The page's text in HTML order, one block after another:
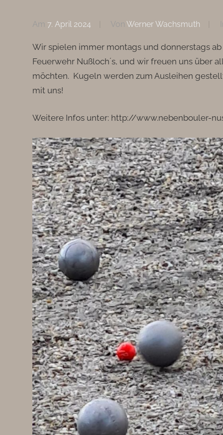
Am 7. April 2024 Von Werner Wachsmuth
Wir spielen immer montags und donnerstags
Feuerwehr Nußloch´s, und wir freuen uns über
möchten. Kugeln werden zum Ausleihen
mit uns!
Weitere Infos unter: http://www.nebenbouler-